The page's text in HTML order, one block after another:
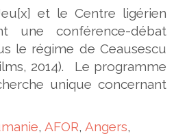
et le Centre ligérien
une conférence-débat
le régime de Ceausescu
2014). Le programme
unique concernant
, AFOR, Angers,